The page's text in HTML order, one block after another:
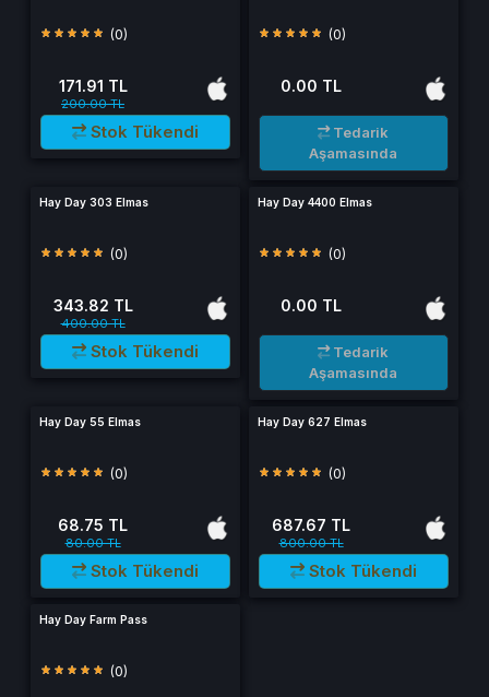
(0)
171.91 TL
200.00 TL
Stok Tükendi
(0)
0.00 TL
Tedarik
Aşamasında
Hay Day 303 Elmas
(0)
343.82 TL
400.00 TL
Stok Tükendi
Hay Day 4400 Elmas
(0)
0.00 TL
Tedarik
Aşamasında
Hay Day 55 Elmas
(0)
68.75 TL
80.00 TL
Stok Tükendi
Hay Day 627 Elmas
(0)
687.67 TL
800.00 TL
Stok Tükendi
Hay Day Farm Pass
(0)